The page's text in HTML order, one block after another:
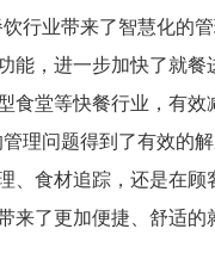
行业带来了智慧化的
能，进一步加快了就
食堂等快餐行业，有
理问题得到了有效的
、食材追踪，还是在
来了更加便捷、舒适的